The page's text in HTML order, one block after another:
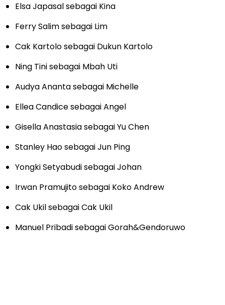
Elsa Japasal sebagai Kina
Ferry Salim sebagai Lim
Cak Kartolo sebagai Dukun Kartolo
Ning Tini sebagai Mbah Uti
Audya Ananta sebagai Michelle
Ellea Candice sebagai Angel
Gisella Anastasia sebagai Yu Chen
Stanley Hao sebagai Jun Ping
Yongki Setyabudi sebagai Johan
Irwan Pramujito sebagai Koko Andrew
Cak Ukil sebagai Cak Ukil
Manuel Pribadi sebagai Gorah&Gendoruwo